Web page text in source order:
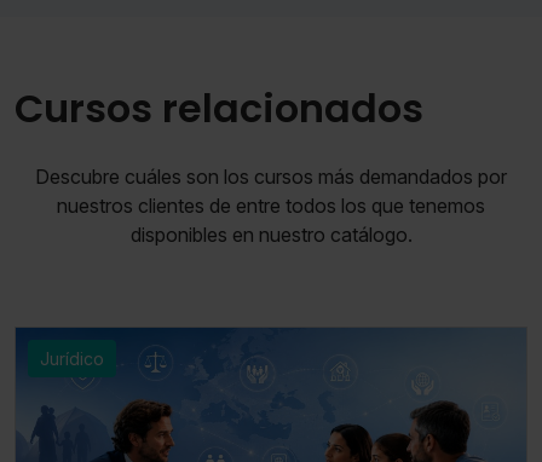
Cursos relacionados
Descubre cuáles son los cursos más demandados por
nuestros clientes de entre todos los que tenemos
disponibles en nuestro catálogo.
Jurídico